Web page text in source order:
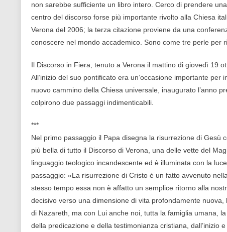
non sarebbe sufficiente un libro intero. Cerco di prendere
centro del discorso forse più importante rivolto alla Chiesa
Verona del 2006; la terza citazione proviene da una
conoscere nel mondo accademico. Sono come tre perle per
Il Discorso in Fiera, tenuto a Verona il mattino di giovedì 19
All’inizio del suo pontificato era un’occasione importante
nuovo cammino della Chiesa universale, inaugurato l’anno
colpirono due passaggi indimenticabili.
***
Nel primo passaggio il Papa disegna la risurrezione di
più bella di tutto il Discorso di Verona, una delle vette del
linguaggio teologico incandescente ed è illuminata con la
passaggio: «La risurrezione di Cristo è un fatto avvenuto
stesso tempo essa non è affatto un semplice ritorno alla
decisivo verso una dimensione di vita profondamente
di Nazareth, ma con Lui anche noi, tutta la famiglia umana,
della predicazione e della testimonianza cristiana, dall’inizio